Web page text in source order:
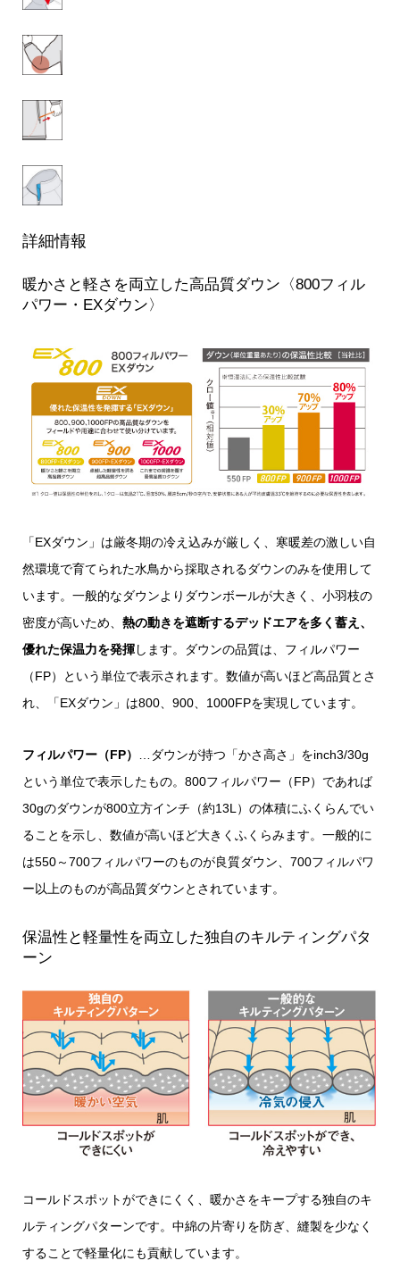
詳細情報
暖かさと軽さを両立した高品質ダウン〈800フィル
パワー・EXダウン〉
「EXダウン」は厳冬期の冷え込みが厳しく、寒暖差の激しい自
然環境で育てられた水鳥から採取されるダウンのみを使用して
います。一般的なダウンよりダウンボールが大きく、小羽枝の
密度が高いため、 熱の動きを遮断するデッドエアを多く蓄え、
優れた保温力を発揮します。ダウンの品質は、フィルパワー
（FP）という単位で表示されます。数値が高いほど高品質とさ
れ、「EXダウン」は800、900、1000FPを実現しています。
フィルパワー（FP） …ダウンが持つ「かさ高さ」をinch3/30g
という単位で表示したもの。800フィルパワー（FP）であれば
30gのダウンが800立方インチ（約13L）の体積にふくらんでい
ることを示し、数値が高いほど大きくふくらみます。一般的に
は550～700フィルパワーのものが良質ダウン、700フィルパワ
ー以上のものが高品質ダウンとされています。
保温性と軽量性を両立した独自のキルティングパタ
ーン
コールドスポットができにくく、暖かさをキープする独自のキ
ルティングパターンです。中綿の片寄りを防ぎ、縫製を少なく
することで軽量化にも貢献しています。